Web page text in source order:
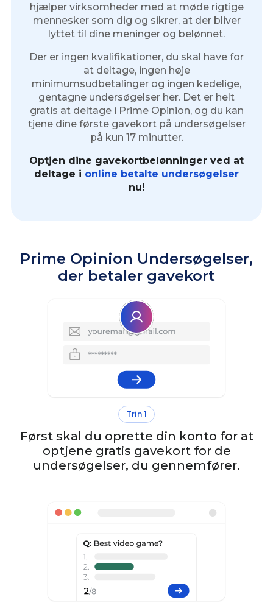
hjælper virksomheder med at møde rigtige
mennesker som dig og sikrer, at der bliver
lyttet til dine meninger og belønnet.
Der er ingen kvalifikationer, du skal have for
at deltage, ingen høje
minimumsudbetalinger og ingen kedelige,
gentagne undersøgelser her. Det er helt
gratis at deltage i Prime Opinion, og du kan
tjene dine første gavekort på undersøgelser
på kun 17 minutter.
Optjen dine gavekortbelønninger ved at
deltage i online betalte undersøgelser
nu!
Prime Opinion Undersøgelser,
der betaler gavekort
Trin 1
Først skal du oprette din konto for at
optjene gratis gavekort for de
undersøgelser, du gennemfører.